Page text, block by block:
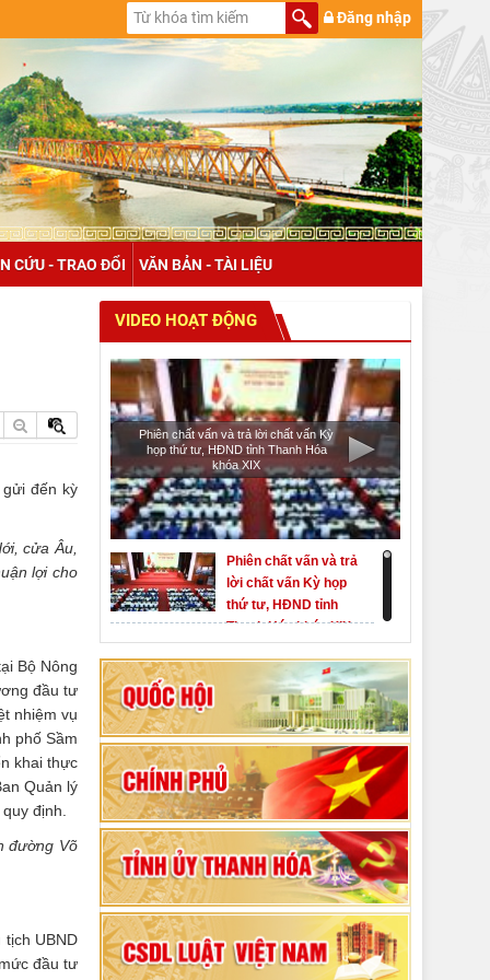
Đăng nhập
CỨU - TRAO ĐỔI VĂN BẢN - TÀI LIỆU
gửi đến kỳ
cửa Âu,
lợi cho
Bộ Nông
đầu tư
nhiệm vụ
phố Sầm
khai thực
Quản lý
định.
đường Võ
UBND
đầu tư
VIDEO HOẠT ĐỘNG
Phiên chất vấn và trả lời chất vấn Kỳ
họp thứ tư, HĐND tỉnh Thanh Hóa
khóa XIX
Phiên chất vấn và trả
lời chất vấn Kỳ họp
thứ tư, HĐND tỉnh
Thanh Hóa khóa XIX
Khai mạc kỳ họp thứ
Nhất, Quốc hội khóa
Hướng dẫn quy trình
bỏ phiếu bầu cử
ĐBQH khoá XVI và
đại biểu HĐND các
cấp nhiệm kỳ 2026-
80 năm Quốc hội Việt
Nam: vì lợi ích Nhân
dân, vì sự phát triển
của đất nước
Bộ Chính trị duyệt nội
dung Đại hội đại biểu
Đảng bộ tỉnh Thanh
Hóa lần thứ XX,